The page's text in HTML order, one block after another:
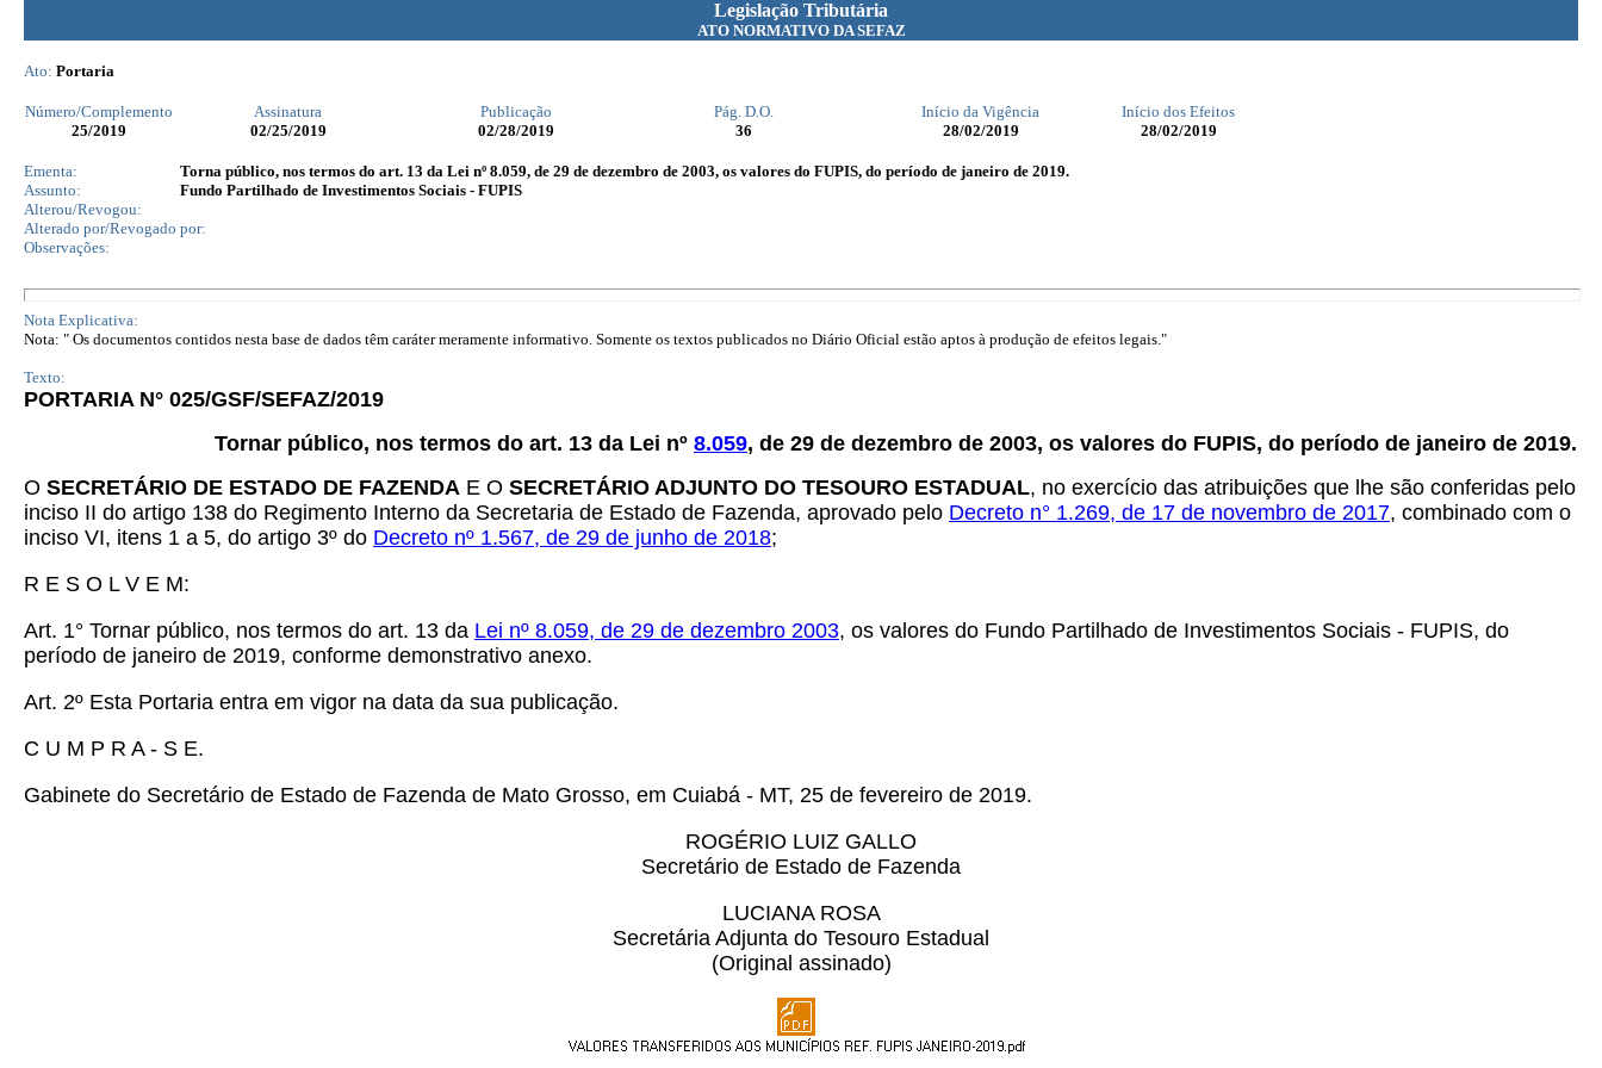
Legislação Tributária
ATO NORMATIVO DA SEFAZ
Ato: Portaria
Número/Complemento Assinatura Publicação Pág. D.O. Início da Vigência
Início dos Efeitos
25/2019 02/25/2019 02/28/2019 36 28/02/2019 28/02/2019
Ementa:
Torna público, nos termos do art. 13 da Lei nº 8.059, de 29 de dezembro de 2003, os valores do FUPIS, do período de janeiro de 2019.
Assunto:
Fundo Partilhado de Investimentos Sociais - FUPIS
Alterou/Revogou:
Alterado por/Revogado por:
Observações:
Nota Explicativa:
Nota: " Os documentos contidos nesta base de dados têm caráter meramente informativo. Somente os textos publicados no Diário Oficial estão aptos à produção de efeitos legais."
Texto:
PORTARIA N° 025/GSF/SEFAZ/2019
Tornar público, nos termos do art. 13 da Lei nº 8.059, de 29 de dezembro de 2003, os valores do FUPIS, do período de janeiro de 2019.
O SECRETÁRIO DE ESTADO DE FAZENDA E O SECRETÁRIO ADJUNTO DO TESOURO ESTADUAL, no exercício das atribuições que lhe são conferidas pelo
inciso II do artigo 138 do Regimento Interno da Secretaria de Estado de Fazenda, aprovado pelo Decreto n° 1.269, de 17 de novembro de 2017, combinado com o
inciso VI, itens 1 a 5, do artigo 3º do Decreto nº 1.567, de 29 de junho de 2018;
R E S O L V E M:
Art. 1° Tornar público, nos termos do art. 13 da Lei nº 8.059, de 29 de dezembro 2003, os valores do Fundo Partilhado de Investimentos Sociais - FUPIS, do
período de janeiro de 2019, conforme demonstrativo anexo.
Art. 2º Esta Portaria entra em vigor na data da sua publicação.
C U M P R A - S E.
Gabinete do Secretário de Estado de Fazenda de Mato Grosso, em Cuiabá - MT, 25 de fevereiro de 2019.
ROGÉRIO LUIZ GALLO
Secretário de Estado de Fazenda
LUCIANA ROSA
Secretária Adjunta do Tesouro Estadual
(Original assinado)